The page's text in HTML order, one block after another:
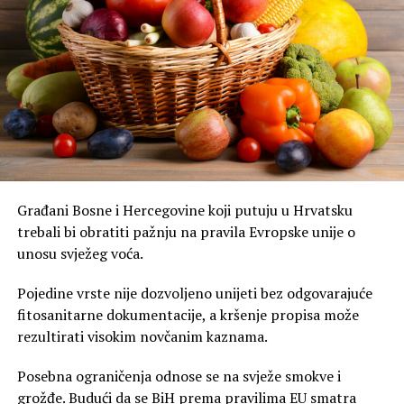
Građani Bosne i Hercegovine koji putuju u Hrvatsku
trebali bi obratiti pažnju na pravila Evropske unije o
unosu svježeg voća.
Pojedine vrste nije dozvoljeno unijeti bez odgovarajuće
fitosanitarne dokumentacije, a kršenje propisa može
rezultirati visokim novčanim kaznama.
Posebna ograničenja odnose se na svježe smokve i
grožđe. Budući da se BiH prema pravilima EU smatra